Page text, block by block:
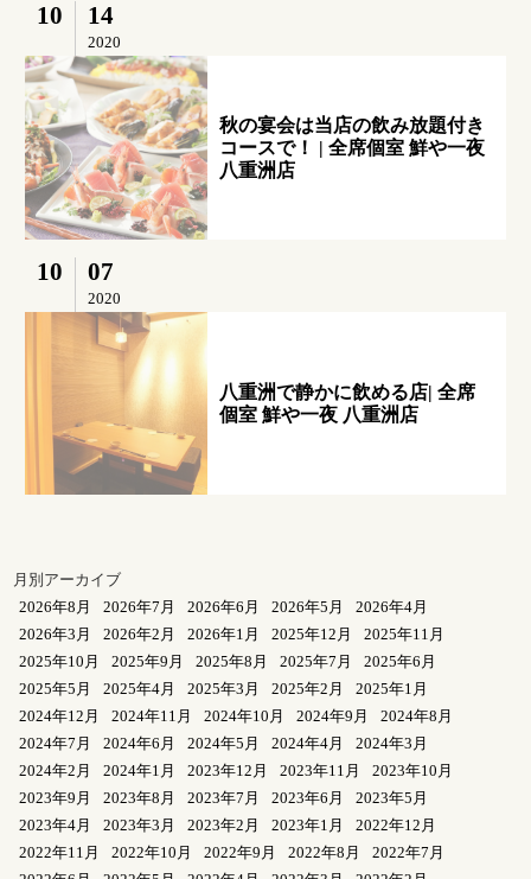
10 14
2020
秋の宴会は当店の飲み放題付き
コースで！ | 全席個室 鮮や一夜
八重洲店
10 07
2020
八重洲で静かに飲める店| 全席
個室 鮮や一夜 八重洲店
月別アーカイブ
2026年8月
2026年7月 2026年6月 2026年5月
2026年4月
2026年3月
2026年2月 2026年1月 2025年12月
2025年11月
2025年10月
2025年9月 2025年8月 2025年7月
2025年6月
2025年5月
2025年4月 2025年3月 2025年2月
2025年1月
2024年12月
2024年11月 2024年10月 2024年9月
2024年8月
2024年7月
2024年6月 2024年5月 2024年4月
2024年3月
2024年2月
2024年1月 2023年12月 2023年11月
2023年10月
2023年9月
2023年8月 2023年7月 2023年6月
2023年5月
2023年4月
2023年3月 2023年2月 2023年1月
2022年12月
2022年11月
2022年10月 2022年9月 2022年8月
2022年7月